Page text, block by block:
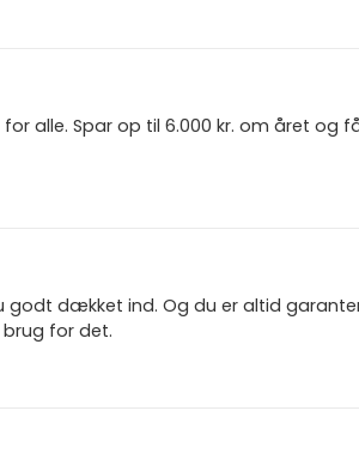
alle. Spar op til 6.000 kr. om året og
godt dækket ind. Og du er altid
for det.